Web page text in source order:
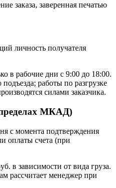
заказа, заверенная печатью
личность получателя
в рабочие дни с 9:00 до 18:00.
работы по разгрузке
силами заказчика.
МКАД)
с момента подтверждения
оплаты счета (при
в зависимости от вида груза.
рассчитает менеджер при